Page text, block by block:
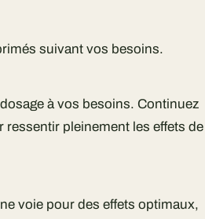
suivant vos besoins.
à vos besoins. Continuez
ressentir pleinement les effets de
voie pour des effets optimaux,